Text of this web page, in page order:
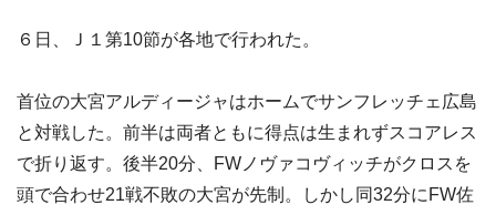
６日、Ｊ１第10節が各地で行われた。
首位の大宮アルディージャはホームでサンフレッチェ広島
と対戦した。前半は両者ともに得点は生まれずスコアレス
で折り返す。後半20分、FWノヴァコヴィッチがクロスを
頭で合わせ21戦不敗の大宮が先制。しかし同32分にFW佐